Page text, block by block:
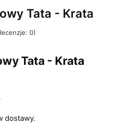
Tata - Krata
0)
Tata - Krata
dostawy.